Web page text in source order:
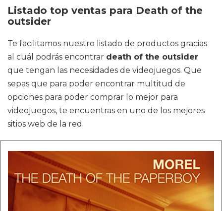
Listado top ventas para Death of the
outsider
Te facilitamos nuestro listado de productos gracias
al cuál podrás encontrar death of the outsider
que tengan las necesidades de videojuegos. Que
sepas que para poder encontrar multitud de
opciones para poder comprar lo mejor para
videojuegos, te encuentras en uno de los mejores
sitios web de la red.